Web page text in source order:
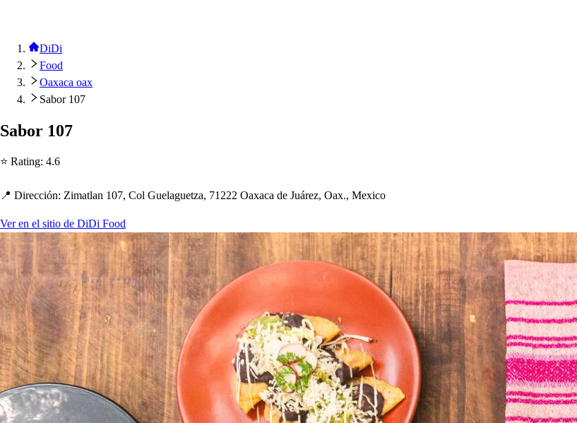
DiDi
Food
Oaxaca oax
Sabor 107
Sabor 107
⭐ Rating: 4.6
📍 Dirección: Zimatlan 107, Col Guelaguetza, 71222 Oaxaca de Juárez, Oax., Mexico
Ver en el sitio de DiDi Food